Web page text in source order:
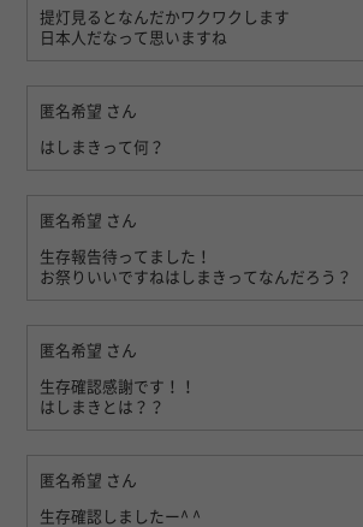
提灯見るとなんだかワクワクします
日本人だなって思いますね
匿名希望 さん
はしまきって何？
匿名希望 さん
生存報告待ってました！
お祭りいいですねはしまきってなんだろう？
匿名希望 さん
生存確認感謝です！！
はしまきとは？？
匿名希望 さん
生存確認しましたー^ ^